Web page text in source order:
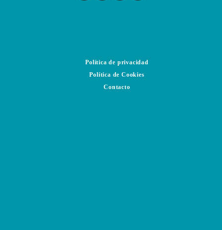
Política de privacidad
Política de Cookies
Contacto